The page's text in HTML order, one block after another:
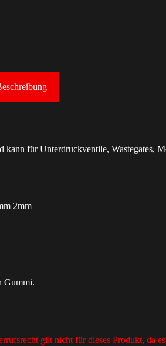
für Unterdruckventile, Wastegates,
2mm
Gummi.
gilt nicht für dieses Produkt, da